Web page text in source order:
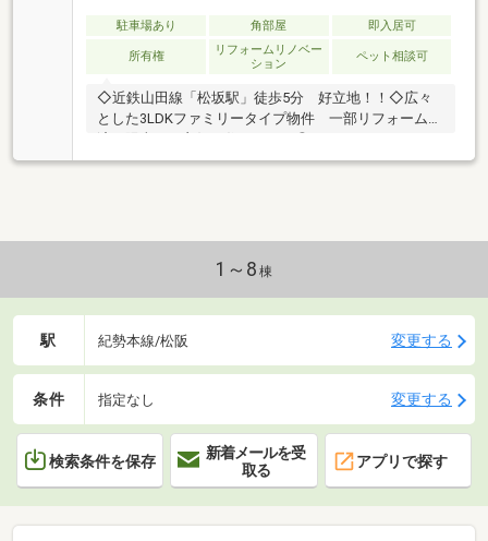
駐車場あり 角部屋 即入居可
所有権
リフォームリノベー
ション
ペット相談可
◇近鉄山田線「松坂駅」徒歩5分 好立地！！◇広々
とした3LDKファミリータイプ物件 一部リフォーム
1～8 棟
駅 紀勢本線/松阪 変更する
条件 指定なし 変更する
検索条件を保存
新着メールを受
取る
アプリで探す